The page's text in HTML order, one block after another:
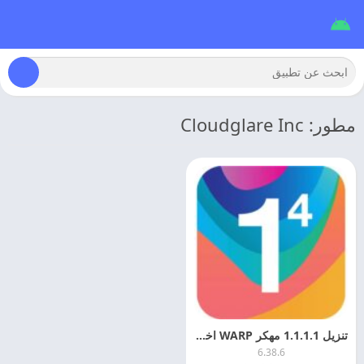
مطور: Cloudglare Inc
تنزيل 1.1.1.1 مهكر WARP اخر اصدار 2026 APK + Mod
6.38.6